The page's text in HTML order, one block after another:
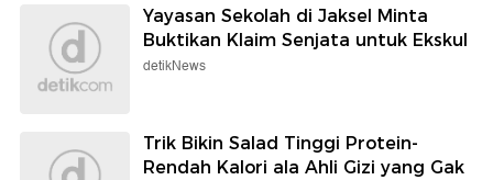
Yayasan Sekolah di Jaksel Minta
Buktikan Klaim Senjata untuk Ekskul
detikNews
Trik Bikin Salad Tinggi Protein-
Rendah Kalori ala Ahli Gizi yang Gak